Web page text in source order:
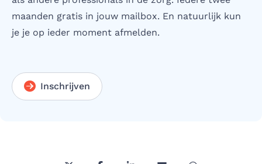
maanden gratis in jouw mailbox. En natuurlijk kun
je je op ieder moment afmelden.
Inschrijven